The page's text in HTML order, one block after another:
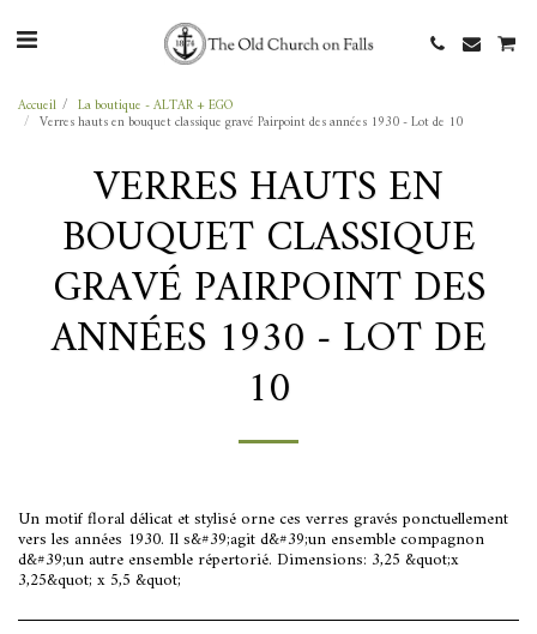
Accueil La boutique - ALTAR + EGO
Verres hauts en bouquet classique gravé Pairpoint des années 1930 - Lot de 10
VERRES HAUTS EN
BOUQUET CLASSIQUE
GRAVÉ PAIRPOINT DES
ANNÉES 1930 - LOT DE
10
Un motif floral délicat et stylisé orne ces verres gravés ponctuellement
vers les années 1930. Il s&#39;agit d&#39;un ensemble compagnon
d&#39;un autre ensemble répertorié. Dimensions: 3,25 &quot;x
3,25&quot; x 5,5 &quot;